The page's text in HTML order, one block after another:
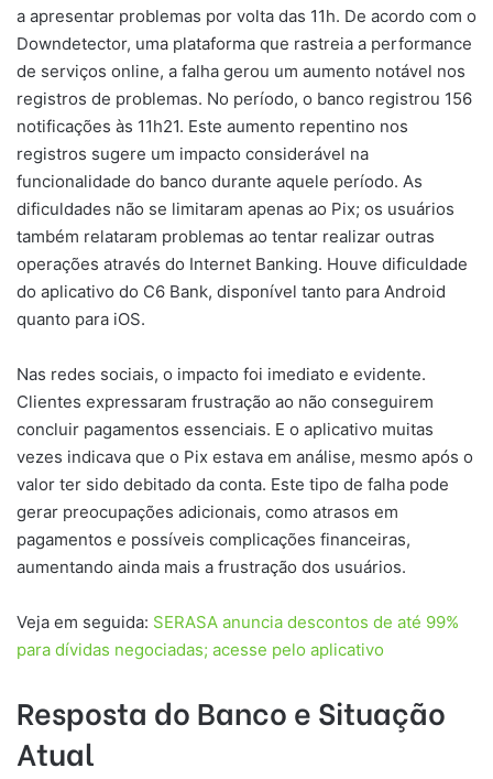
a apresentar problemas por volta das 11h. De acordo com o
Downdetector, uma plataforma que rastreia a performance
de serviços online, a falha gerou um aumento notável nos
registros de problemas. No período, o banco registrou 156
notificações às 11h21. Este aumento repentino nos
registros sugere um impacto considerável na
funcionalidade do banco durante aquele período. As
dificuldades não se limitaram apenas ao Pix; os usuários
também relataram problemas ao tentar realizar outras
operações através do Internet Banking. Houve dificuldade
do aplicativo do C6 Bank, disponível tanto para Android
quanto para iOS.
Nas redes sociais, o impacto foi imediato e evidente.
Clientes expressaram frustração ao não conseguirem
concluir pagamentos essenciais. E o aplicativo muitas
vezes indicava que o Pix estava em análise, mesmo após o
valor ter sido debitado da conta. Este tipo de falha pode
gerar preocupações adicionais, como atrasos em
pagamentos e possíveis complicações financeiras,
aumentando ainda mais a frustração dos usuários.
Veja em seguida: SERASA anuncia descontos de até 99%
para dívidas negociadas; acesse pelo aplicativo
Resposta do Banco e Situação
Atual